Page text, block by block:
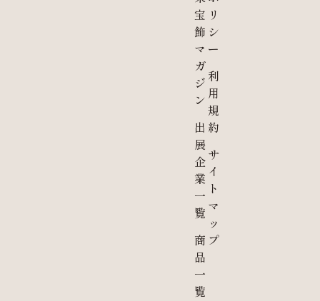
宝
飾
マ
ガ
ジ
ン
出
展
企
業
一
覧
商
品
一
覧
リ
シ
ー
利
用
規
約
サ
イ
ト
マ
ッ
プ